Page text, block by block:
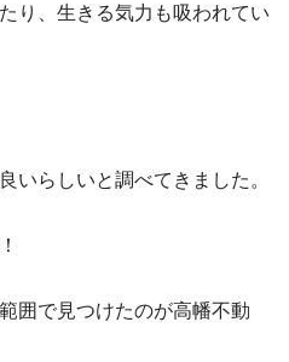
り、生きる気力も吸われてい
いらしいと調べてきました。
囲で見つけたのが高幡不動